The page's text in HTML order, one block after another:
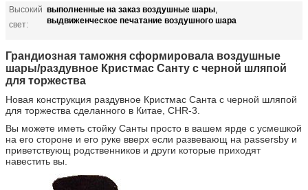
Высокий
свет:
выполненные на заказ воздушные шары,
выдвиженческое печатание воздушного шара
Грандиозная таможня сформировала воздушные
шары/раздувное Кристмас Санту с черной шляпой
для торжества
Новая конструкция раздувное Кристмас Санта с черной шляпой
для торжества сделанного в Китае, CHR-3.
Вы можете иметь стойку Санты просто в вашем ярде с усмешкой
на его стороне и его руке вверх если развевающ на passersby и
приветствующ родственников и други которые приходят
навестить вы.